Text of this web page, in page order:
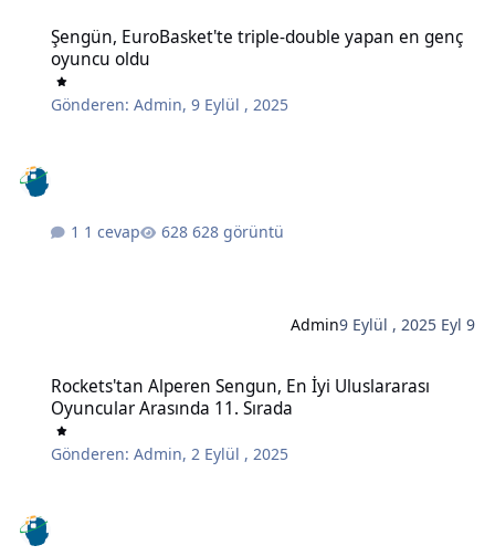
Şengün, EuroBasket'te triple-double yapan en genç
oyuncu oldu
Gönderen:Admin,9 Eylül , 2025
1 cevap 628 görüntü
Admin9 Eylül , 2025 Eyl 9
Rockets'tan Alperen Sengun, En İyi Uluslararası
Oyuncular Arasında 11. Sırada
Gönderen:Admin,2 Eylül , 2025